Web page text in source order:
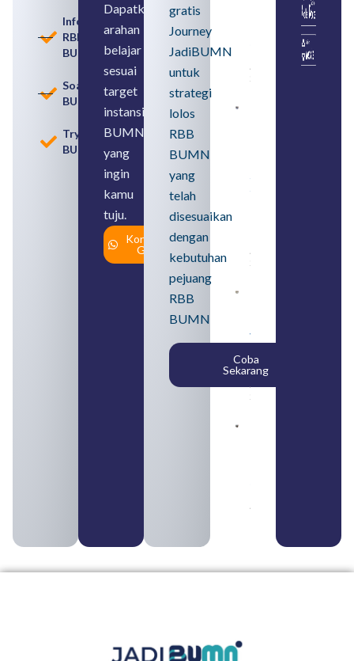
Informasi
RBB
BUMN
Soal
BUMN
Tryout
BUMN
Dapatkan
arahan
belajar
sesuai
target
instansi
BUMN
yang
ingin
kamu
tuju.
Konsultasi
Gratis
gratis
Journey
JadiBUMN
untuk
strategi
lolos
RBB
BUMN
yang
telah
disesuaikan
dengan
kebutuhan
pejuang
RBB
BUMN
Coba
Sekarang
Pengertian,
Perbedaan,
serta Jenis
August 6,
2026
SMA
Syarat,
August 5,
2026
yang
Tergabung
dalam
Himbara
August 4,
2026
August 3, 2026